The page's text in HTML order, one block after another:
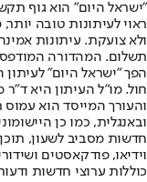
"ישראל היום" הוא גוף
ראוי לעיתונות טובה
ולא צועקת. עיתונות
הפך "ישראל היום"
חול. מו"ל העיתון היא
והעורך המייסד הוא
חדשות מסביב לשעון, תוכן
וידיאו, פודקאסטים
כוללות ערוצי חדשות